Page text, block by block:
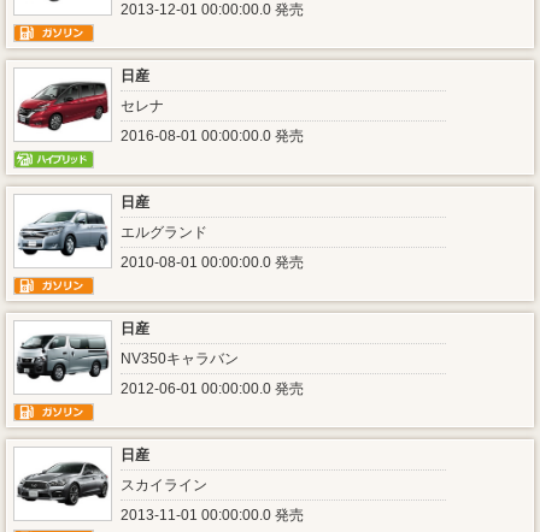
2013-12-01 00:00:00.0 発売
日産
セレナ
2016-08-01 00:00:00.0 発売
日産
エルグランド
2010-08-01 00:00:00.0 発売
日産
NV350キャラバン
2012-06-01 00:00:00.0 発売
日産
スカイライン
2013-11-01 00:00:00.0 発売